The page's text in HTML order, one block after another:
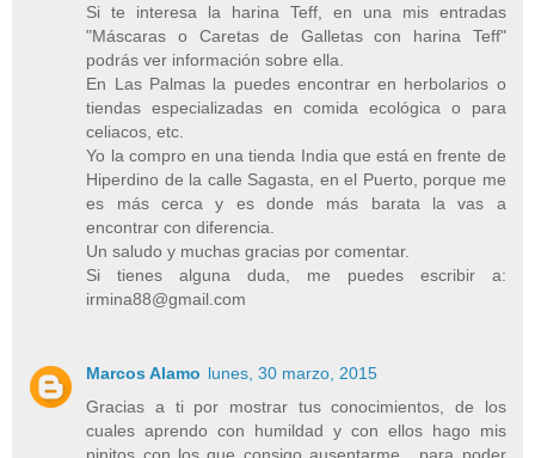
Si te interesa la harina Teff, en una mis entradas
"Máscaras o Caretas de Galletas con harina Teff"
podrás ver información sobre ella.
En Las Palmas la puedes encontrar en herbolarios o
tiendas especializadas en comida ecológica o para
celiacos, etc.
Yo la compro en una tienda India que está en frente de
Hiperdino de la calle Sagasta, en el Puerto, porque me
es más cerca y es donde más barata la vas a
encontrar con diferencia.
Un saludo y muchas gracias por comentar.
Si tienes alguna duda, me puedes escribir a:
irmina88@gmail.com
Marcos Alamo lunes, 30 marzo, 2015
Gracias a ti por mostrar tus conocimientos, de los
cuales aprendo con humildad y con ellos hago mis
pinitos con los que consigo ausentarme , para poder